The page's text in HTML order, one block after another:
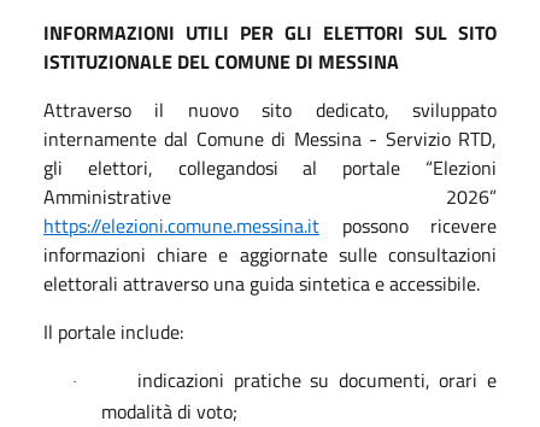
INFORMAZIONI UTILI PER GLI ELETTORI SUL SITO
ISTITUZIONALE DEL COMUNE DI MESSINA
Attraverso il nuovo sito dedicato, sviluppato
internamente dal Comune di Messina - Servizio RTD,
gli elettori, collegandosi al portale “Elezioni
Amministrative 2026”
https://elezioni.comune.messina.it possono ricevere
informazioni chiare e aggiornate sulle consultazioni
elettorali attraverso una guida sintetica e accessibile.
Il portale include:
·
indicazioni pratiche su documenti, orari e
modalità di voto;